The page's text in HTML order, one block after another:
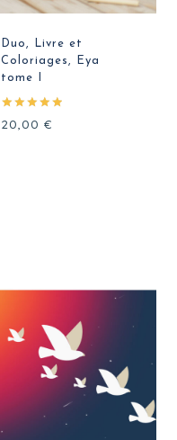
Duo, Livre et
Coloriages, Eya
tome I
Note
5.00
20,00 €